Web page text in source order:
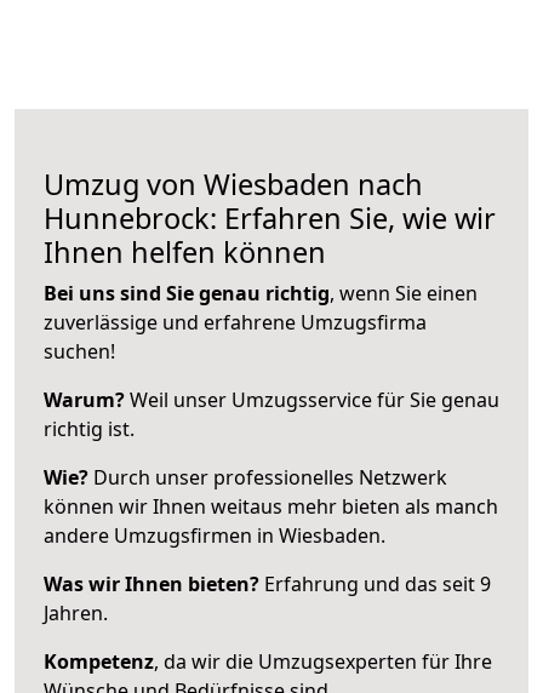
Umzug von Wiesbaden nach
Hunnebrock: Erfahren Sie, wie wir
Ihnen helfen können
Bei uns sind Sie genau richtig, wenn Sie einen
zuverlässige und erfahrene Umzugsfirma
suchen!
Warum?Weil unser Umzugsservice für Sie genau
richtig ist.
Wie? Durch unser professionelles Netzwerk
können wir Ihnen weitaus mehr bieten als manch
andere Umzugsfirmen in Wiesbaden.
Was wir Ihnen bieten? Erfahrung und das seit 9
Jahren.
Kompetenz, da wir die Umzugsexperten für Ihre